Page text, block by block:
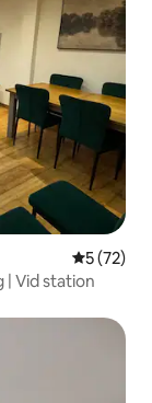
5 av 5 i
5 (72)
| Vid station